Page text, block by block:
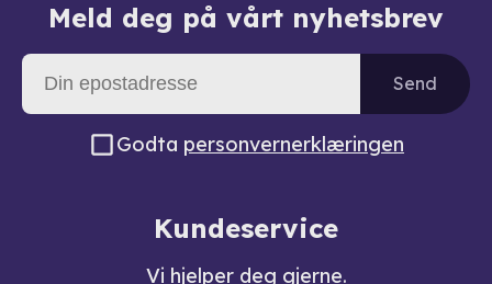
Meld deg på vårt nyhetsbrev
Send
Godta personvernerklæringen
Kundeservice
Vi hjelper deg gjerne.